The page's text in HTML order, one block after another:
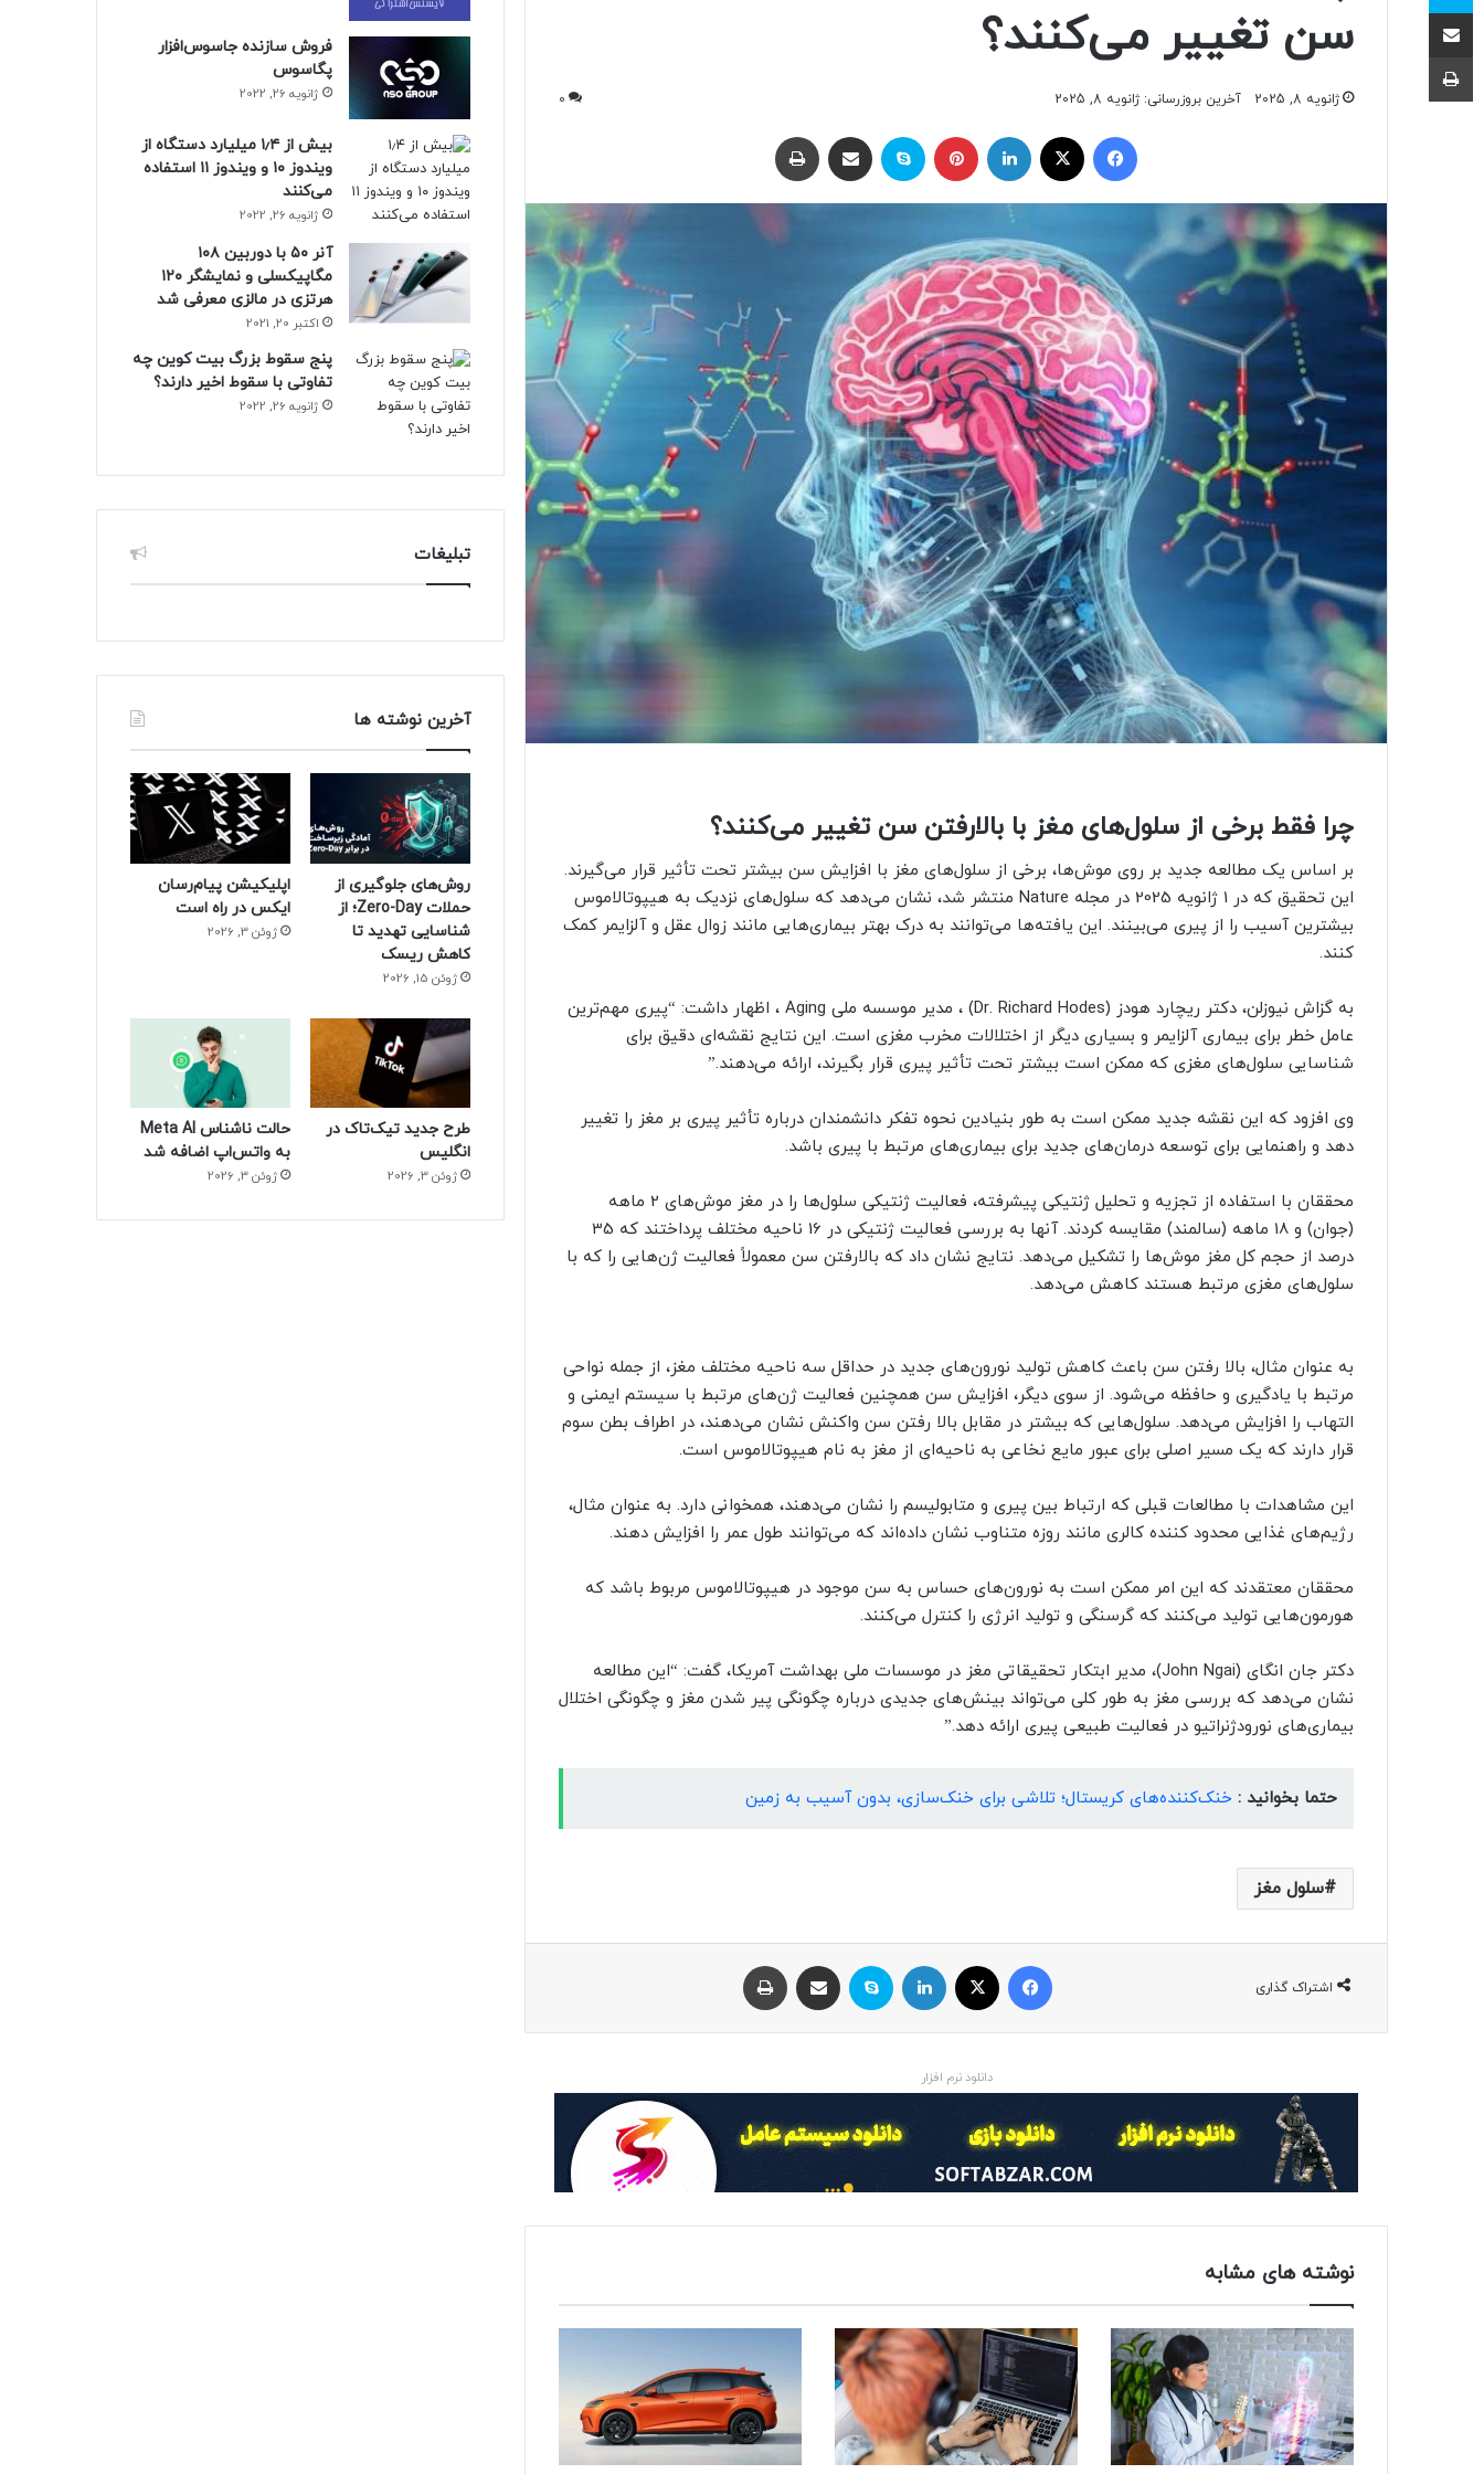
سن تغییر می‌کنند؟
ژانویه 8, 2025 آخرین بروزرسانی: ژانویه 8, 2025 0
ایکس
چرا فقط برخی از سلول‌های مغز با بالارفتن سن تغییر می‌کنند؟
بر اساس یک مطالعه جدید بر روی موش‌ها، برخی از سلول‌های مغز با افزایش سن بیشتر تحت تأثیر قرار می‌گیرند.
این تحقیق که در 1 ژانویه 2025 در مجله Nature منتشر شد، نشان می‌دهد که سلول‌های نزدیک به هیپوتالاموس
بیشترین آسیب را از پیری می‌بینند. این یافته‌ها می‌توانند به درک بهتر بیماری‌هایی مانند زوال عقل و آلزایمر کمک
کنند.
به گزاش نیوزلن، دکتر ریچارد هودز (Dr. Richard Hodes) ، مدیر موسسه ملی Aging ، اظهار داشت: “پیری مهم‌ترین
عامل خطر برای بیماری آلزایمر و بسیاری دیگر از اختلالات مخرب مغزی است. این نتایج نقشه‌ای دقیق برای
شناسایی سلول‌های مغزی که ممکن است بیشتر تحت تأثیر پیری قرار بگیرند، ارائه می‌دهند.”
وی افزود که این نقشه جدید ممکن است به طور بنیادین نحوه تفکر دانشمندان درباره تأثیر پیری بر مغز را تغییر
دهد و راهنمایی برای توسعه درمان‌های جدید برای بیماری‌های مرتبط با پیری باشد.
محققان با استفاده از تجزیه و تحلیل ژنتیکی پیشرفته، فعالیت ژنتیکی سلول‌ها را در مغز موش‌های 2 ماهه
(جوان) و 18 ماهه (سالمند) مقایسه کردند. آنها به بررسی فعالیت ژنتیکی در 16 ناحیه مختلف پرداختند که 35
درصد از حجم کل مغز موش‌ها را تشکیل می‌دهد. نتایج نشان داد که بالارفتن سن معمولاً فعالیت ژن‌هایی را که با
سلول‌های مغزی مرتبط هستند کاهش می‌دهد.
به عنوان مثال، بالا رفتن سن باعث کاهش تولید نورون‌های جدید در حداقل سه ناحیه مختلف مغز، از جمله نواحی
مرتبط با یادگیری و حافظه می‌شود. از سوی دیگر، افزایش سن همچنین فعالیت ژن‌های مرتبط با سیستم ایمنی و
التهاب را افزایش می‌دهد. سلول‌هایی که بیشتر در مقابل بالا رفتن سن واکنش نشان می‌دهند، در اطراف بطن سوم
قرار دارند که یک مسیر اصلی برای عبور مایع نخاعی به ناحیه‌ای از مغز به نام هیپوتالاموس است.
این مشاهدات با مطالعات قبلی که ارتباط بین پیری و متابولیسم را نشان می‌دهند، همخوانی دارد. به عنوان مثال،
رژیم‌های غذایی محدود کننده کالری مانند روزه متناوب نشان داده‌اند که می‌توانند طول عمر را افزایش دهند.
محققان معتقدند که این امر ممکن است به نورون‌های حساس به سن موجود در هیپوتالاموس مربوط باشد که
هورمون‌هایی تولید می‌کنند که گرسنگی و تولید انرژی را کنترل می‌کنند.
دکتر جان انگای (John Ngai)، مدیر ابتکار تحقیقاتی مغز در موسسات ملی بهداشت آمریکا، گفت: “این مطالعه
نشان می‌دهد که بررسی مغز به طور کلی می‌تواند بینش‌های جدیدی درباره چگونگی پیر شدن مغز و چگونگی اختلال
بیماری‌های نورودژنراتیو در فعالیت طبیعی پیری ارائه دهد.”
حتما بخوانید : خنک‌کننده‌های کریستال؛ تلاشی برای خنک‌سازی، بدون آسیب به زمین
سلول مغز
اشتراک گذاری
ایکس
دانلود نرم افزار
نوشته های مشابه
فروش سازنده جاسوس‌افزار
پگاسوس
ژانویه 26, 2022
بیش از ۱٫۴ میلیارد دستگاه از
ویندوز ۱۰ و ویندوز ۱۱ استفاده
می‌کنند
ژانویه 26, 2022
آنر ۵۰ با دوربین ۱۰۸
مگاپیکسلی و نمایشگر ۱۲۰
هرتزی در مالزی معرفی شد
اکتبر 20, 2021
پنج سقوط بزرگ بیت کوین چه
تفاوتی با سقوط اخیر دارند؟
ژانویه 26, 2022
تبلیغات
آخرین نوشته ها
روش‌های جلوگیری از
حملات Zero-Day؛ از
شناسایی تهدید تا
کاهش ریسک
ژوئن 15, 2026
اپلیکیشن پیام‌رسان
ایکس در راه است
ژوئن 3, 2026
طرح جدید تیک‌تاک در
انگلیس
ژوئن 3, 2026
حالت ناشناس Meta AI
به واتس‌اپ اضافه شد
ژوئن 3, 2026